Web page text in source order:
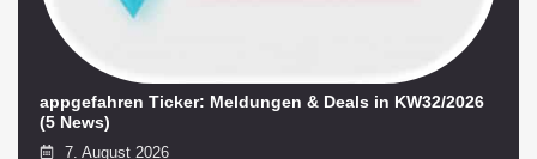
appgefahren Ticker: Meldungen & Deals in KW32/2026
(5 News)
7. August 2026